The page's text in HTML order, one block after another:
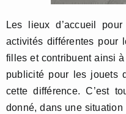
Les lieux d’accueil
activités différentes pour
filles et contribuent ainsi
publicité pour les jouets
cette différence. C’est
donné, dans une situation